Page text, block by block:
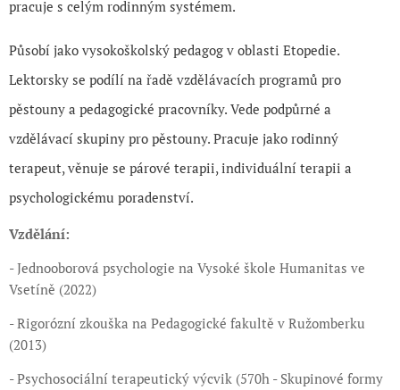
pracuje s celým rodinným systémem.
Působí jako vysokoškolský pedagog v oblasti Etopedie.
Lektorsky se podílí na řadě vzdělávacích programů pro
pěstouny a pedagogické pracovníky. Vede podpůrné a
vzdělávací skupiny pro pěstouny. Pracuje jako rodinný
terapeut, věnuje se párové terapii, individuální terapii a
psychologickému poradenství.
Vzdělání:
- Jednooborová psychologie na Vysoké škole Humanitas ve
Vsetíně (2022)
- Rigorózní zkouška na Pedagogické fakultě v Ružomberku
(2013)
- Psychosociální terapeutický výcvik (570h - Skupinové formy